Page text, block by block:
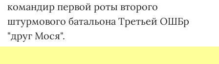
командир первой роты второго
штурмового батальона Третьей ОШБр
"друг Мося".